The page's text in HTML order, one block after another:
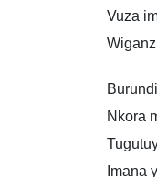
Vuza
Nkora
Imana